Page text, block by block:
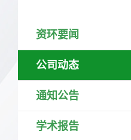
资环要闻
公司动态
通知公告
学术报告